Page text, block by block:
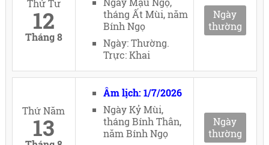
Thứ Tư
12
Tháng 8
tháng Ất Mùi, năm
Bính Ngọ
Ngày: Thường.
Trực: Khai
Ngày
thường
Thứ Năm
13
Âm lịch: 1/7/2026
Ngày Kỷ Mùi,
tháng Bính Thân,
năm Bính Ngọ
Ngày
thường